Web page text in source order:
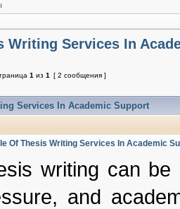
Writing Services In
1 из 1
[ 2 сообщения ]
Services In Academic Support
Of Thesis Writing Services In Academic
writing can be
and